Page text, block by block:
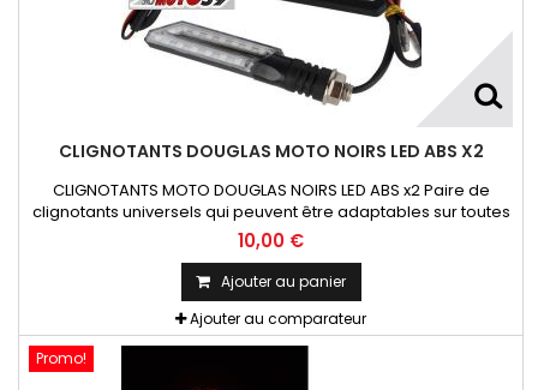
CLIGNOTANTS DOUGLAS MOTO NOIRS LED ABS X2
CLIGNOTANTS MOTO DOUGLAS NOIRS LED ABS x2 Paire de
clignotants universels qui peuvent être adaptables sur toutes
motos ou scooters
10,00 €
Ajouter au panier
Ajouter au comparateur
Promo!